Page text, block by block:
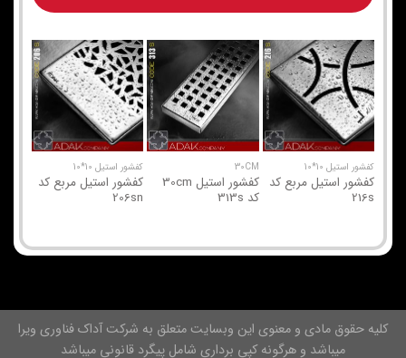
کفشور استیل 10*10
کفشور استیل مربع کد
216s
30CM
کفشور استیل 30cm
کد 313s
کفشور استیل 10*10
کفشور استیل مربع کد
206sn
کلیه حقوق مادی و معنوی این وبسایت متعلق به شرکت آداک فناوری ویرا
میباشد و هرگونه کپی برداری شامل پیگرد قانونی میباشد